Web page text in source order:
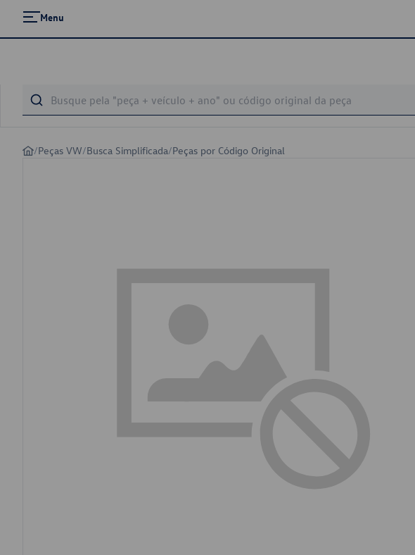
Menu
/Peças VW/Busca Simplificada/Peças por Código Original